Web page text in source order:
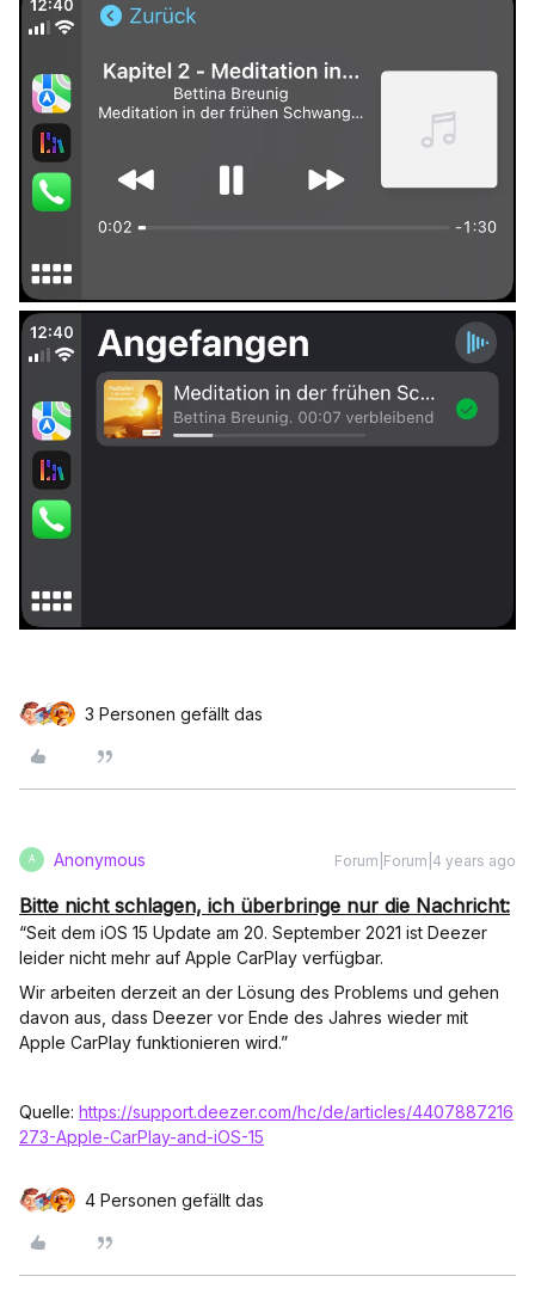
3 Personen gefällt das
A Anonymous Forum|Forum|4 years ago
Bitte nicht schlagen, ich überbringe nur die Nachricht:
“Seit dem iOS 15 Update am 20. September 2021 ist Deezer
leider nicht mehr auf Apple CarPlay verfügbar.
Wir arbeiten derzeit an der Lösung des Problems und gehen
davon aus, dass Deezer vor Ende des Jahres wieder mit
Apple CarPlay funktionieren wird.”
Quelle: https://support.deezer.com/hc/de/articles/4407887216
273-Apple-CarPlay-and-iOS-15
4 Personen gefällt das